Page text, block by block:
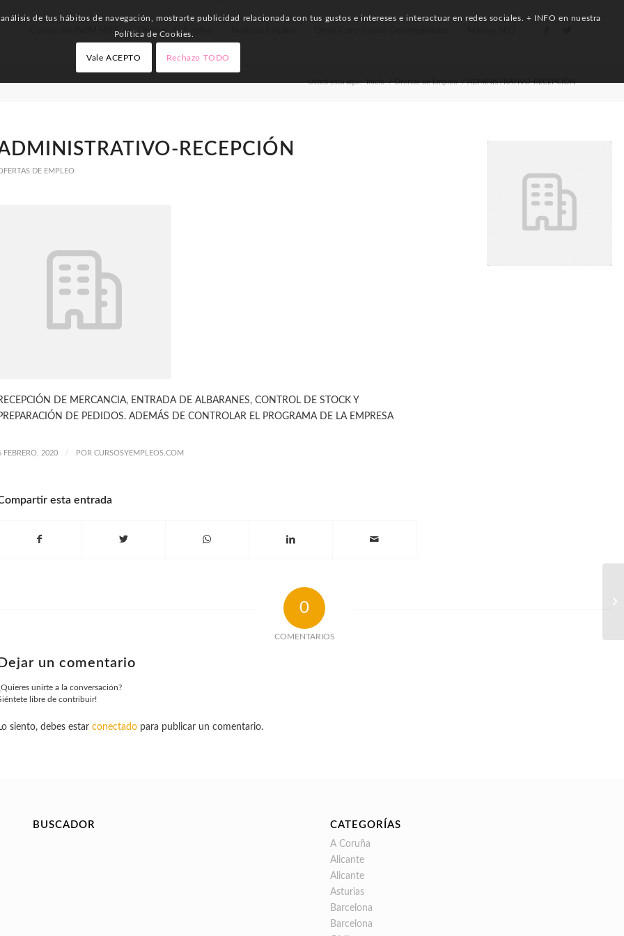
Cursos del INEM SEPE Ofertas de Empleo
Usted está aquí: Inicio / Ofertas de Empleo / ADMINISTRATIVO-RECEPCIÓN
RECEPCIÓN
DE EMPLEO
DE MERCANCIA, ENTRADA DE ALBARANES, CONTROL DE STOCK Y
DE PEDIDOS. ADEMÁS DE CONTROLAR EL PROGRAMA DE LA EMPRESA
FEBRERO, 2020 / POR CURSOSYEMPLEOS.COM
esta entrada
0
COMENTARIOS
Dejar un comentario
unirte a la conversación?
libre de contribuir!
Lo siento, debes estar conectadopara publicar un comentario.
BUSCADOR CATEGORÍAS
A Coruña
Alicante
Alicante
Asturias
Barcelona
Barcelona
de tus hábitos de navegación, mostrarte publicidad relacionada con tus gustos e intereses e interactuar en redes sociales. + INFO en nuestra
Política de Cookies.
Vale ACEPTO Rechazo TODO